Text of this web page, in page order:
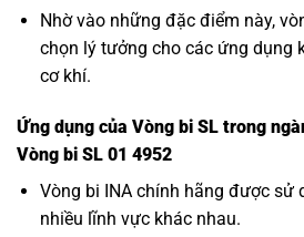
Nhờ vào những đặc điểm này,
chọn lý tưởng cho các ứng dụng
cơ khí.
Ứng dụng của Vòng bi SL trong
Vòng bi SL 01 4952
Vòng bi INAchính hãng được sử
nhiều lĩnh vực khác nhau.